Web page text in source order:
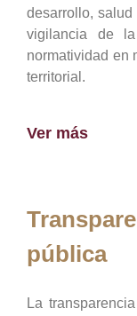
desarrollo,
vigilancia de
normatividad en
territorial.
Ver más
pública
La